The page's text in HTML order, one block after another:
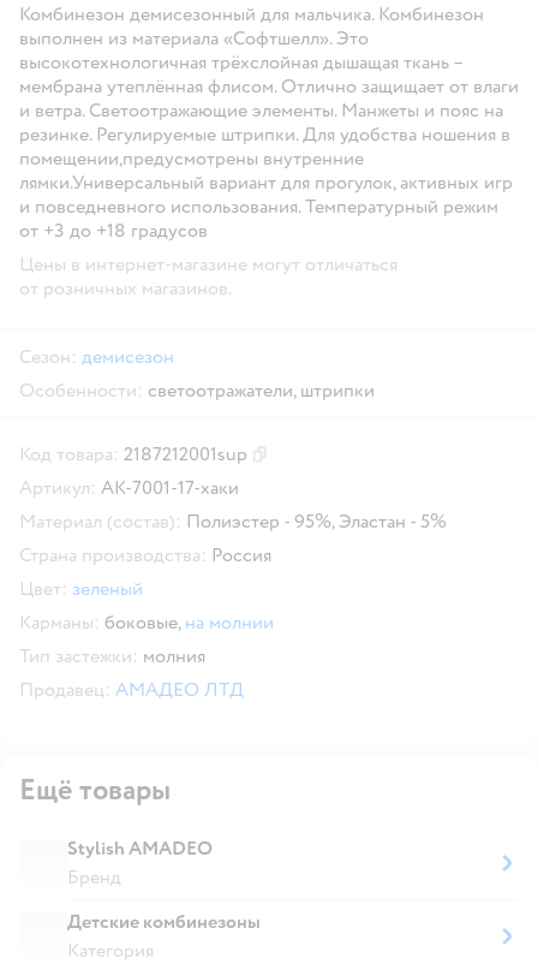
Комбинезон демисезонный для мальчика. Комбинезон
выполнен из материала «Софтшелл». Это
высокотехнологичная трёхслойная дышащая ткань –
мембрана утеплённая флисом. Отлично защищает от влаги
и ветра. Светоотражающие элементы. Манжеты и пояс на
резинке. Регулируемые штрипки. Для удобства ношения в
помещении,предусмотрены внутренние
лямки.Универсальный вариант для прогулок, активных игр
и повседневного использования. Температурный режим
от +3 до +18 градусов
Цены в интернет-магазине могут отличаться
от розничных магазинов.
Сезон: демисезон
Особенности: светоотражатели, штрипки
Код товара: 2187212001sup
Артикул: AK-7001-17-хаки
Материал (состав): Полиэстер - 95%, Эластан - 5%
Страна производства: Россия
Цвет: зеленый
Карманы: боковые, на молнии
Тип застежки: молния
Продавец: АМАДЕО ЛТД
Ещё товары
Stylish AMADEO
Бренд
Детские комбинезоны
Категория